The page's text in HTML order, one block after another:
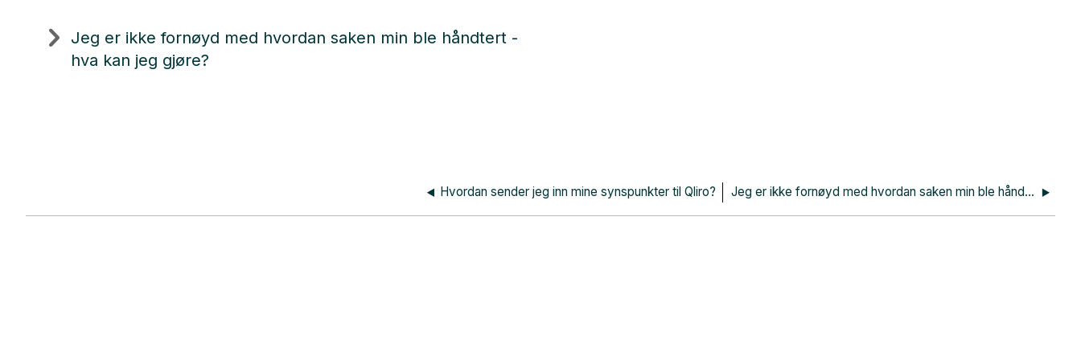
Jeg er ikke fornøyd med hvordan saken min ble håndtert -
hva kan jeg gjøre?
Hvordan sender jeg inn mine synspunkter til Qliro? Jeg er ikke fornøyd med hvordan saken min ble håndtert - hva kan jeg gjøre?